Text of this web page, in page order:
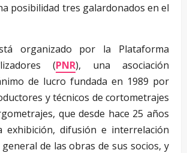
posibilidad tres galardonados en el
organizado por la Plataforma
(PNR), una asociación
de lucro fundada en 1989 por
y técnicos de cortometrajes
que desde hace 25 años
difusión e interrelación
de las obras de sus socios, y